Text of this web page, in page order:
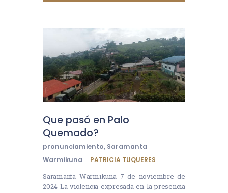
BLOG
MUJERES DEFENSORAS
ENCUENTROS
COMERCIO JUSTO
CONTACTOS
Que pasó en Palo
Quemado?
pronunciamiento, Saramanta
Warmikuna
PATRICIA TUQUERES
Saramanta Warmikuna 7 de noviembre de
2024 La violencia expresada en la presencia